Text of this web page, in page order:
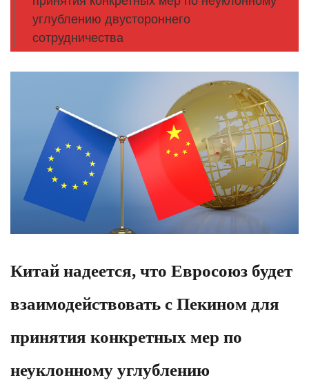
углублению двустороннего
сотрудничества
Китай надеется, что Евросоюз будет
взаимодействовать с Пекином для
принятия конкретных мер по
неуклонному углублению